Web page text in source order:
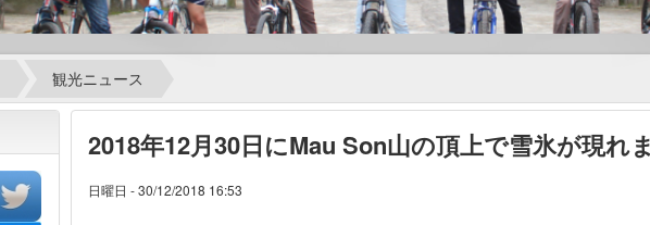
観光ニュース
2018年12月30日にMau Son山の頂上で雪氷が現れ
日曜日 - 30/12/2018 16:53